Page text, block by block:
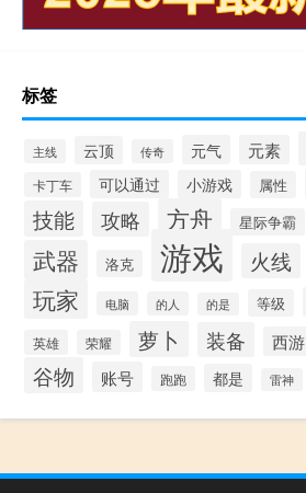
标签
主线 云顶 传奇 元气 元素
卡丁车 可以通过 小游戏 属性
技能 攻略 方舟 星际争霸
武器 洛克 游戏 火线
玩家 电脑 的人 的是 等级
英雄 荣耀 萝卜 装备 西游
谷物 账号 跑跑 都是 雷神